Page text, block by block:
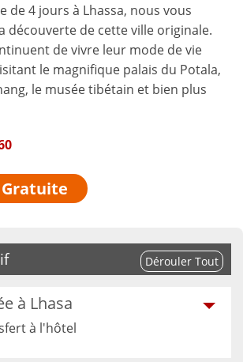
de 4 jours à Lhassa, nous vous
découverte de cette ville originale.
de vivre leur mode de vie
le magnifique palais du Potala,
le musée tibétain et bien plus
Dérouler Tout
à Lhasa
à l'hôtel